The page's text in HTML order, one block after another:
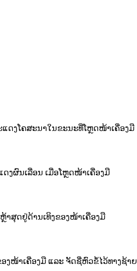
ດງໂຄສະນາໃນຂະນະທີ່ໂຫຼດໜ້າເຄື່ອງມື
ງຜົນເລື່ອນ ເມື່ອໂຫຼດໜ້າເຄື່ອງມື
າສຸດຢູ່ດ້ານເທິງຂອງໜ້າເຄື່ອງມື
ງໜ້າເຄື່ອງມື ແລະ ຈັດຊື່ຫົວຂໍ້ໄວ້ທາງຊ້າຍ